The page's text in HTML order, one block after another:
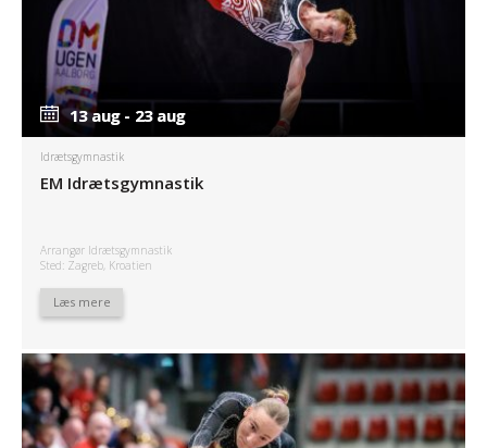
13 aug - 23 aug
13 aug - 23 aug
Idrætsgymnastik
EM Idrætsgymnastik
Arrangør Idrætsgymnastik
Sted: Zagreb, Kroatien
Læs mere